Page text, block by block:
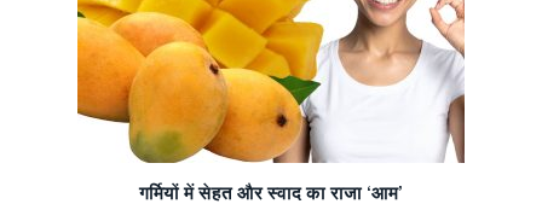
गर्मियों में सेहत औरस्वाद का राजा ‘आम’